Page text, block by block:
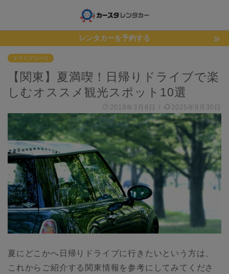
レンタカーを予約する
ドライブコース
【関東】夏満喫！日帰りドライブで楽
しむオススメ観光スポット10選
2019年3月8日 / 2025年9月30日
夏にどこかへ日帰りドライブに行きたいという方は、
これからご紹介する関東情報を参考にしてみてくださ